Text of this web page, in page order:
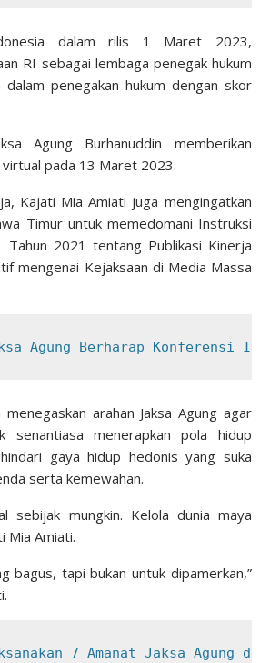
dalam rilis 1 Maret 2023,
RI sebagai lembaga penegak hukum
penegakan hukum dengan skor
Agung Burhanuddin memberikan
virtual pada 13 Maret 2023.
Kajati Mia Amiati juga mengingatkan
Timur untuk memedomani Instruksi
Tahun 2021 tentang Publikasi Kinerja
mengenai Kejaksaan di Media Massa
Agung Berharap Konferensi
arahan Jaksa Agung agar
senantiasa menerapkan pola hidup
gaya hidup hedonis yang suka
serta kemewahan.
sebijak mungkin. Kelola dunia maya
Mia Amiati.
bagus, tapi bukan untuk dipamerkan,”
7 Amanat Jaksa